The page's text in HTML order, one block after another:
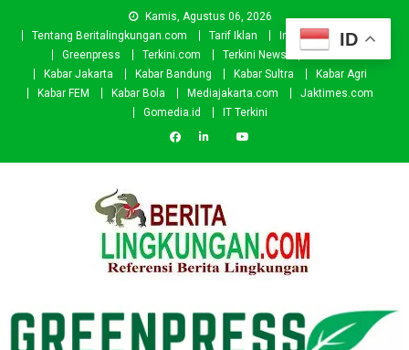
Kamis, Agustus 06, 2026
Tentang Beritalingkungan.com
Tarif Iklan Investor
Donasi
Greenpress
Terkini.com Terkini News
Kabar.id
Kabar Jakarta
Kabar Bandung Kabar Sultra
Kabar Agri
Kabar FEM
Kabar Bola Mediajakarta.com
Jaktimes.com
Gomedia.id
IT Terkini
ID